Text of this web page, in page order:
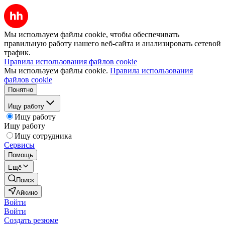
Мы используем файлы cookie, чтобы обеспечивать
правильную работу нашего веб-сайта и анализировать сетевой
трафик.
Правила использования файлов cookie
Мы используем файлы cookie. Правила использования
файлов cookie
Понятно
Ищу работу
Ищу работу
Ищу работу
Ищу сотрудника
Сервисы
Помощь
Ещё
Поиск
Айкино
Войти
Войти
Создать резюме